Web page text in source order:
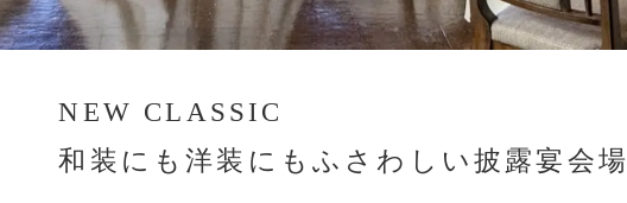
NEW CLASSIC
和装にも洋装にもふさわしい披露宴会場